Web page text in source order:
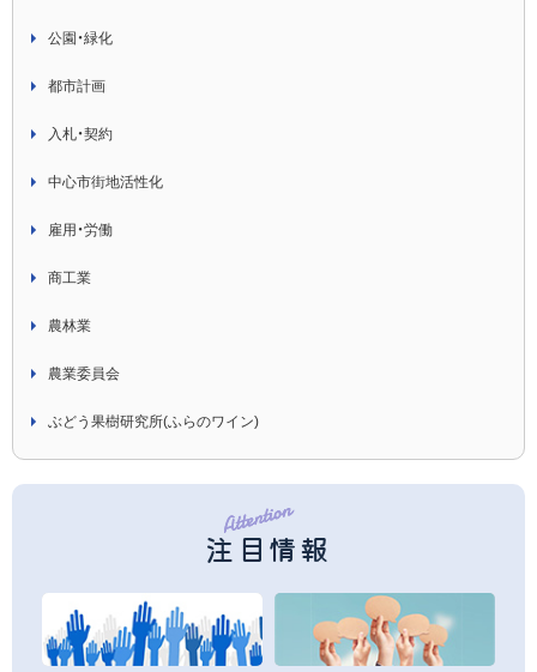
公園・緑化
都市計画
入札・契約
中心市街地活性化
雇用・労働
商工業
農林業
農業委員会
ぶどう果樹研究所(ふらのワイン)
注目情報